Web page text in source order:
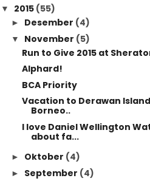
▼ 2015 (55)
► Desember (4)
▼ November (5)
Run to Give 2015 at
Alphard!
BCA Priority
Vacation to Derawan
Borneo..
I love Daniel Wellington
about fa...
► Oktober (4)
► September (4)